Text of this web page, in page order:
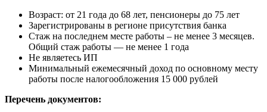
Возраст: от 21 года до 68 лет, пенсионеры до 75 лет
Зарегистрированы в регионе присутствия банка
Стаж на последнем месте работы – не менее 3 месяцев.
Общий стаж работы — не менее 1 года
Не являетесь ИП
Минимальный ежемесячный доход по основному месту
работы после налогообложения 15 000 рублей
Перечень документов: